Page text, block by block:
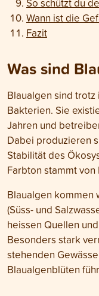
Wann ist die
Fazit
Was sind
Blaualgen sind
Bakterien. Sie
Jahren und
Dabei produzieren
Stabilität des
Farbton stammt
Blaualgen kommen
(Süss- und
heissen Quellen
Besonders stark
stehenden
Blaualgenblüten